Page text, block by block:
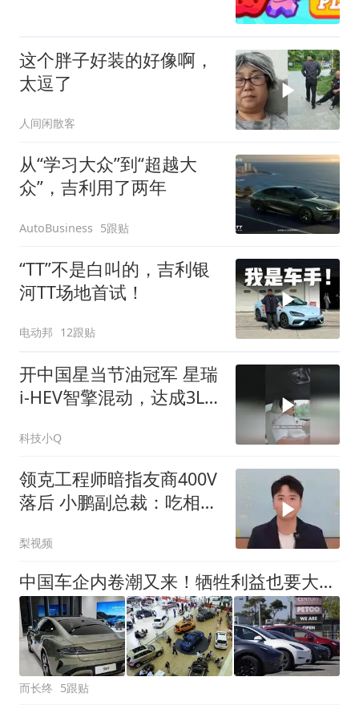
这个胖子好装的好像啊，
太逗了
人间闲散客
从“学习大众”到“超越大
众”，吉利用了两年
AutoBusiness 5跟贴
“TT”不是白叫的，吉利银
河TT场地首试！
电动邦 12跟贴
开中国星当节油冠军 星瑞
i-HEV智擎混动，达成3L
科技小Q
领克工程师暗指友商400V
落后 小鹏副总裁：吃相怎
梨视频
中国车企内卷潮又来！牺牲利益也要大幅降价，咱这次还能吃红利吗
而长终 5跟贴